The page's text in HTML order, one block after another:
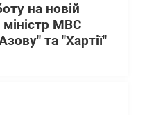
на новій
міністр МВС
та "Хартії"